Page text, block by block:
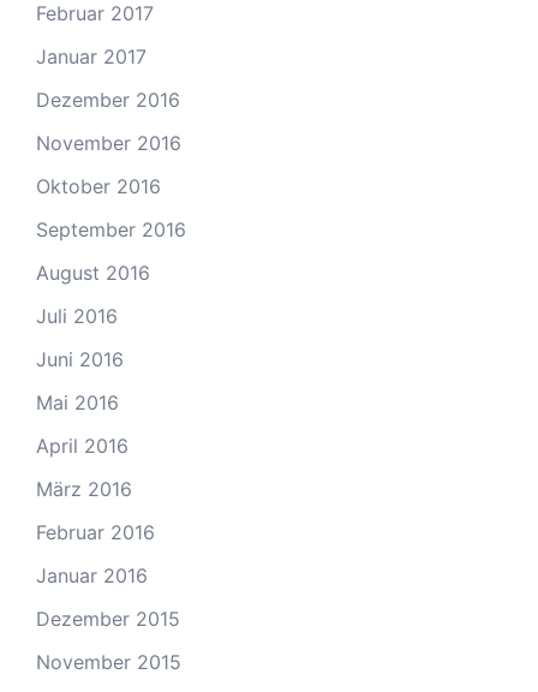
Februar 2017
Januar 2017
Dezember 2016
November 2016
Oktober 2016
September 2016
August 2016
Juli 2016
Juni 2016
Mai 2016
April 2016
März 2016
Februar 2016
Januar 2016
Dezember 2015
November 2015